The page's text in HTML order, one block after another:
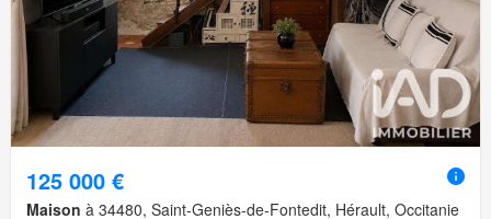
125 000 €
Maison à 34480, Saint-Geniès-de-Fontedit, Hérault, Occitanie